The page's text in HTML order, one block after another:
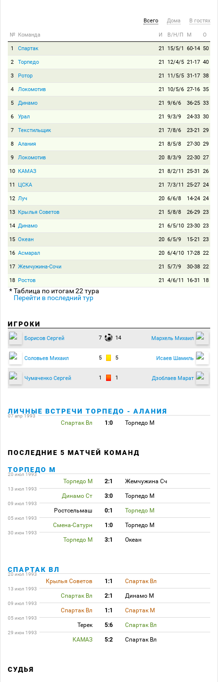
Всего Дома В гостях
№ Команда И В/Н/П М О
1 Спартак 21 15/5/1 60-14 50
2 Торпедо 21 12/4/5 21-17 40
3 Ротор 21 11/5/5 31-17 38
4 Локомотив 21 10/5/6 27-16 35
5 Динамо 21 9/6/6 36-25 33
6 Урал 21 9/3/9 24-33 30
7 Текстильщик 21 7/8/6 23-21 29
8 Алания 21 8/5/8 27-30 29
9 Локомотив 20 8/3/9 22-30 27
10 КАМАЗ 21 8/2/11 25-31 26
11 ЦСКА 21 7/3/11 25-27 24
12 Луч 20 6/6/8 14-24 24
13 Крылья Советов 21 5/8/8 26-29 23
14 Динамо 21 6/5/10 23-30 23
15 Океан 20 6/5/9 15-21 23
16 Асмарал 20 6/4/10 17-28 22
17 Жемчужина-Сочи 21 5/7/9 30-38 22
18 Ростов 21 4/6/11 16-31 18
* Таблица по итогам 22 тура
Перейти в последний тур
ИГРОКИ
Борисов Сергей 7 14 Мархель Михаил
Соловьев Михаил 5 5 Исаев Шамиль
Чумаченко Сергей 1 1 Дзоблаев Марат
ЛИЧНЫЕ ВСТРЕЧИ ТОРПЕДО - АЛАНИЯ
07 апр 1993
Спартак Вл 1:0 Торпедо М
ПОСЛЕДНИЕ 5 МАТЧЕЙ КОМАНД
ТОРПЕДО М
20 июл 1993
Торпедо М 2:1 Жемчужина Сч
13 июл 1993
Динамо Ст 3:0 Торпедо М
09 июл 1993
Ростсельмаш 0:1 Торпедо М
05 июл 1993
Смена-Сатурн 1:0 Торпедо М
30 июн 1993
Торпедо М 3:1 Океан
СПАРТАК ВЛ
20 июл 1993
Крылья Советов 1:1 Спартак Вл
13 июл 1993
Спартак Вл 2:1 Динамо М
09 июл 1993
Спартак Вл 1:1 Спартак М
05 июл 1993
Терек 5:6 Спартак Вл
29 июн 1993
КАМАЗ 5:2 Спартак Вл
СУДЬЯ